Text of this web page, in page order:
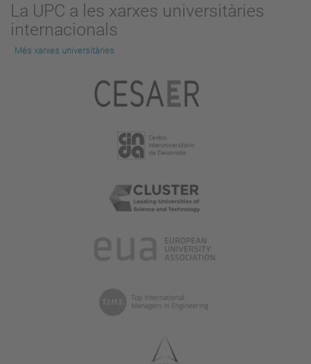
La UPC a les xarxes universitàries
internacionals
Més xarxes universitàries